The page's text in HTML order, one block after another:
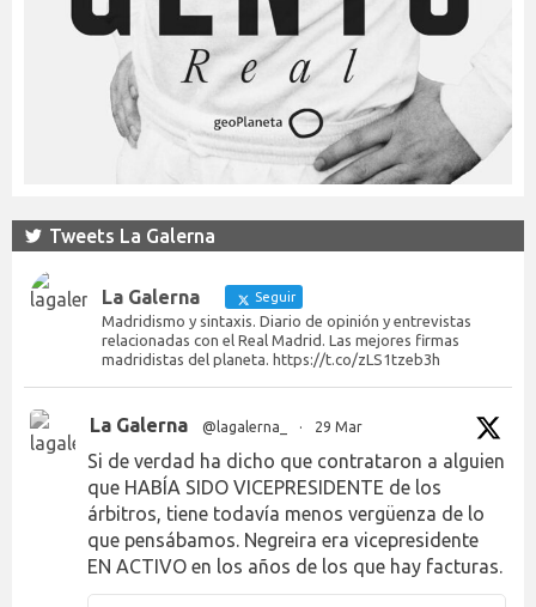
Tweets La Galerna
La Galerna Seguir
Madridismo y sintaxis. Diario de opinión y entrevistas
relacionadas con el Real Madrid. Las mejores firmas
madridistas del planeta. https://t.co/zLS1tzeb3h
La Galerna @lagalerna_ · 29 Mar
Si de verdad ha dicho que contrataron a alguien
que HABÍA SIDO VICEPRESIDENTE de los
árbitros, tiene todavía menos vergüenza de lo
que pensábamos. Negreira era vicepresidente
EN ACTIVO en los años de los que hay facturas.